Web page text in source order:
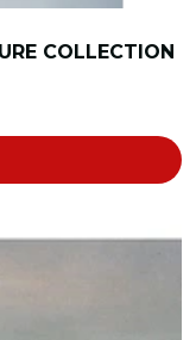
COLLECTION